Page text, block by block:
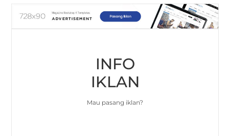
INFO
IKLAN
Mau pasang iklan?